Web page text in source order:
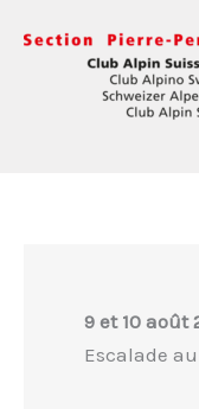
9 et 10
Escalade